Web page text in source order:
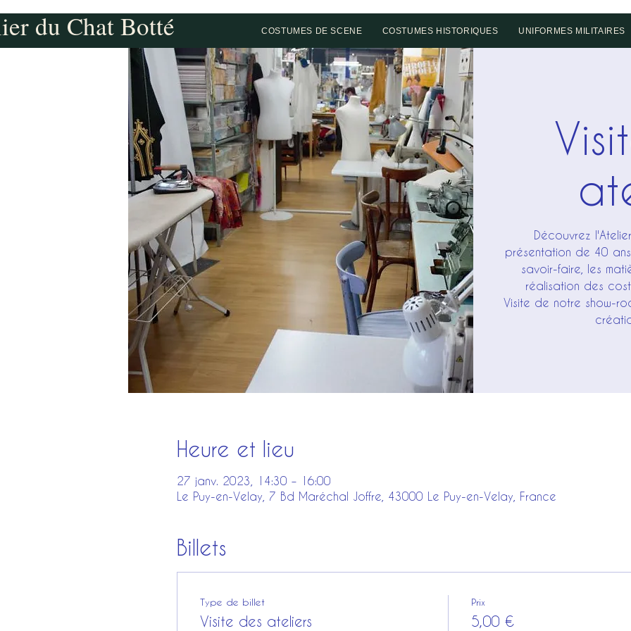
du Chat Botté COSTUMES DE SCENE COSTUMES HISTORIQUES UNIFORMES MILITAIRES
Découvrez
présentation de 40
savoir-faire, les
réalisation des
Visite de notre show-
Heure et lieu
27 janv. 2023, 14:30 – 16:00
Le Puy-en-Velay, 7 Bd Maréchal Joffre, 43000 Le Puy-en-Velay, France
Billets
Type de billet
Visite des ateliers
Prix
5,00 €